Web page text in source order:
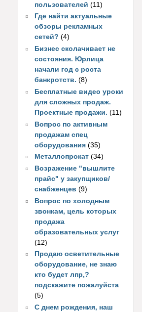
пользователей(11)
Где найти актуальные
обзоры рекламных
сетей? (4)
Бизнес сколачивает не
состояния. Юрлица
начали год с роста
банкротств. (8)
Бесплатные видео уроки
для сложных продаж.
Проектные продажи. (11)
Вопрос по активным
продажам спец
оборудования (35)
Металлопрокат (34)
Возражение "вышлите
прайс" у закупщиков/
снабженцев (9)
Вопрос по холодным
звонкам, цель которых
продажа
образовательных услуг
(12)
Продаю осветительные
оборудование, не знаю
кто будет лпр,?
подскажите пожалуйста
(5)
С днем рождения, наш